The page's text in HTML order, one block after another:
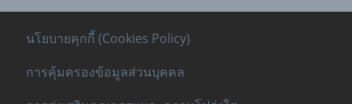
นโยบายคุกกี้ (Cookies Policy)
การคุ้มครองข้อมูลส่วนบุคคล